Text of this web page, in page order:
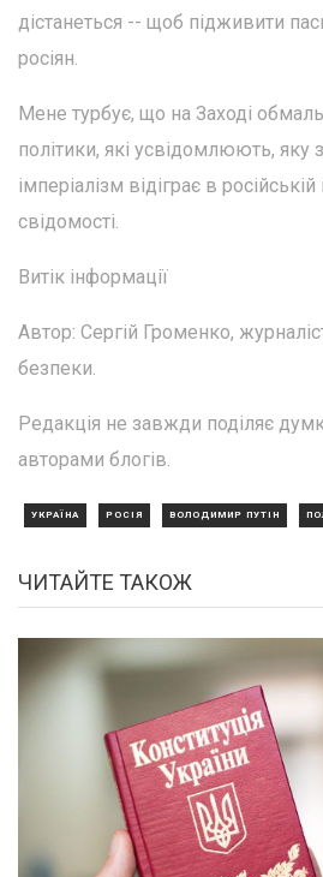
дістанеться -- щоб підживити
росіян.
Мене турбує, що на Заході обмаль
політики, які усвідомлюють, яку
імперіалізм відіграє в
свідомості.
Витік інформації
Автор: Сергій Громенко,
безпеки.
Редакція не завжди поділяє
авторами блогів.
УКРАЇНА РОСІЯ ВОЛОДИМИР ПУТІН
ЧИТАЙТЕ ТАКОЖ